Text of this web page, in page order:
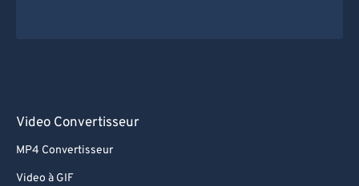
Video Convertisseur
MP4 Convertisseur
Video à GIF